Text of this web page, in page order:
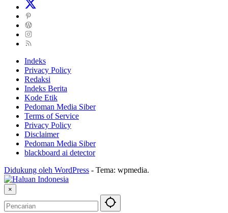
Indeks
Privacy Policy
Redaksi
Indeks Berita
Kode Etik
Pedoman Media Siber
Terms of Service
Privacy Policy
Disclaimer
Pedoman Media Siber
blackboard ai detector
Didukung oleh WordPress - Tema: wpmedia.
×